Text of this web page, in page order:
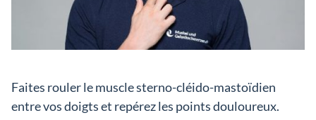
Faites rouler le muscle sterno-cléido-mastoïdien
entre vos doigts et repérez les points douloureux.